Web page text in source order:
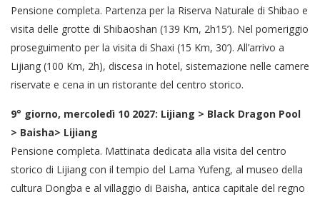
Pensione completa. Partenza per la Riserva Naturale di Shibao e
visita delle grotte di Shibaoshan (139 Km, 2h15’). Nel pomeriggio
proseguimento per la visita di Shaxi (15 Km, 30’). All’arrivo a
Lijiang (100 Km, 2h), discesa in hotel, sistemazione nelle camere
riservate e cena in un ristorante del centro storico.
9° giorno, mercoledì 10 2027: Lijiang > Black Dragon Pool
> Baisha> Lijiang
Pensione completa. Mattinata dedicata alla visita del centro
storico di Lijiang con il tempio del Lama Yufeng, al museo della
cultura Dongba e al villaggio di Baisha, antica capitale del regno